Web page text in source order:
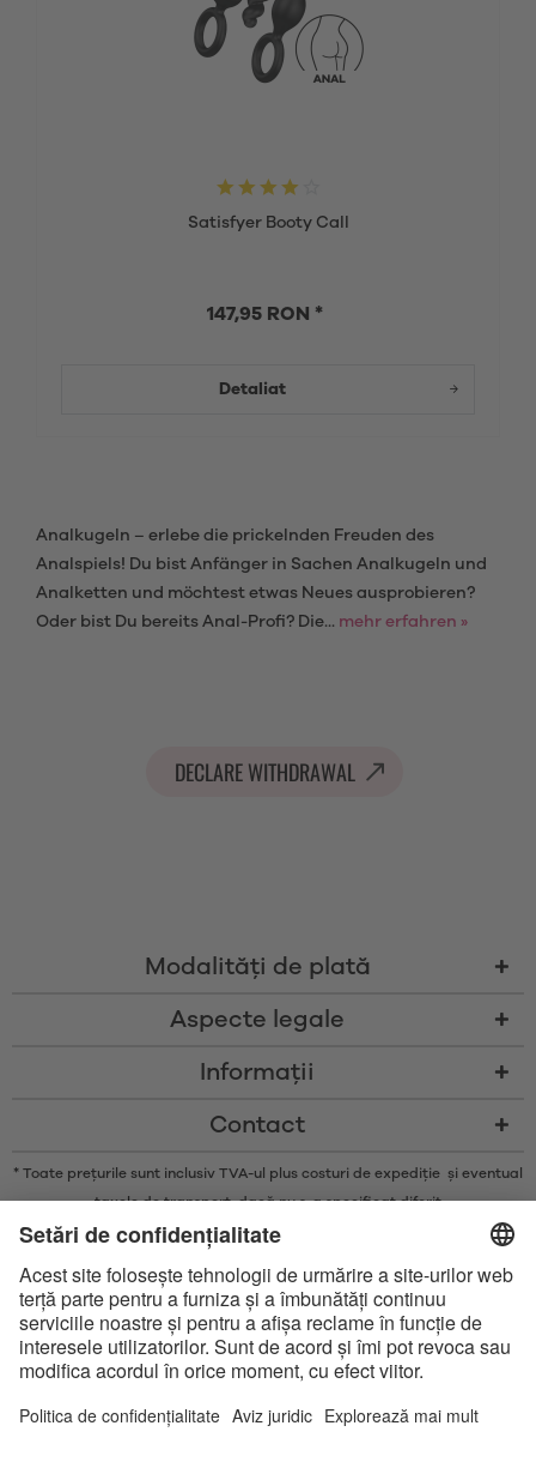
Satisfyer Booty Call
147,95 RON *
Detaliat
Analkugeln – erlebe die prickelnden Freuden des
Analspiels! Du bist Anfänger in Sachen Analkugeln und
Analketten und möchtest etwas Neues ausprobieren?
Oder bist Du bereits Anal-Profi? Die... mehr erfahren »
DECLARE WITHDRAWAL
Modalităţi de plată
Aspecte legale
Informații
Contact
* Toate prețurile sunt inclusiv TVA-ul plus costuri de expediție și eventual
taxele de transport, dacă nu s-a specificat diferit
* Marca și logo-urile Bluetooth® sunt mărci comerciale înregistrate
Satisfyer GmbH se face doar sub licență.
Apple, sigla Apple și Apple Watch sunt mărci comerciale ale Apple Inc.
Google Play și logoul Google Play sunt mărci comerciale ale Google LLC.